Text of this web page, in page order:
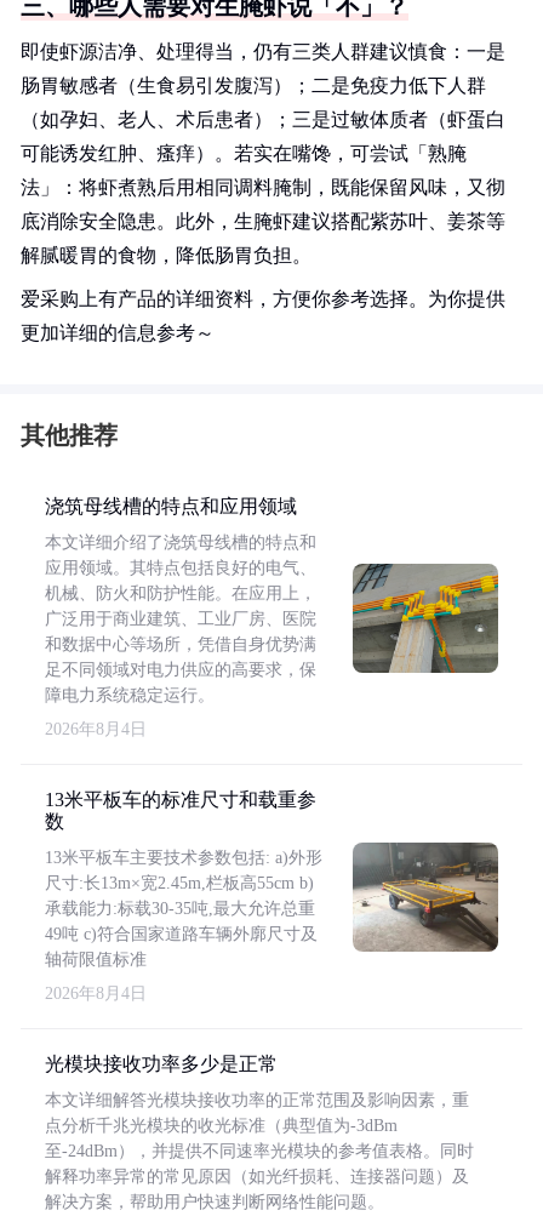
三、哪些人需要对生腌虾说「不」？
即使虾源洁净、处理得当，仍有三类人群建议慎食：一是
肠胃敏感者（生食易引发腹泻）；二是免疫力低下人群
（如孕妇、老人、术后患者）；三是过敏体质者（虾蛋白
可能诱发红肿、瘙痒）。若实在嘴馋，可尝试「熟腌
法」：将虾煮熟后用相同调料腌制，既能保留风味，又彻
底消除安全隐患。此外，生腌虾建议搭配紫苏叶、姜茶等
解腻暖胃的食物，降低肠胃负担。
爱采购上有产品的详细资料，方便你参考选择。为你提供
更加详细的信息参考～
其他推荐
浇筑母线槽的特点和应用领域
本文详细介绍了浇筑母线槽的特点和
应用领域。其特点包括良好的电气、
机械、防火和防护性能。在应用上，
广泛用于商业建筑、工业厂房、医院
和数据中心等场所，凭借自身优势满
足不同领域对电力供应的高要求，保
障电力系统稳定运行。
2026年8月4日
13米平板车的标准尺寸和载重参
数
13米平板车主要技术参数包括: a)外形
尺寸:长13m×宽2.45m,栏板高55cm b)
承载能力:标载30-35吨,最大允许总重
49吨 c)符合国家道路车辆外廓尺寸及
轴荷限值标准
2026年8月4日
光模块接收功率多少是正常
本文详细解答光模块接收功率的正常范围及影响因素，重
点分析千兆光模块的收光标准（典型值为-3dBm
至-24dBm），并提供不同速率光模块的参考值表格。同时
解释功率异常的常见原因（如光纤损耗、连接器问题）及
解决方案，帮助用户快速判断网络性能问题。